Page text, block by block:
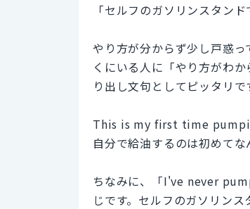
「セルフのガソリンスタン
やり方が分からず少し戸惑
くにいる人に「やり方がわ
り出し文句としてピッタリで
This is my first time
自分で給油するのは初めてな
ちなみに、「I've never
じです。セルフのガソリン